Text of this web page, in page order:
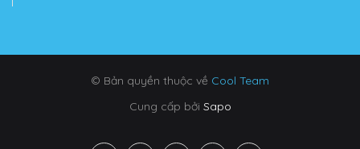
© Bản quyền thuộc về Cool Team
Cung cấp bởi Sapo